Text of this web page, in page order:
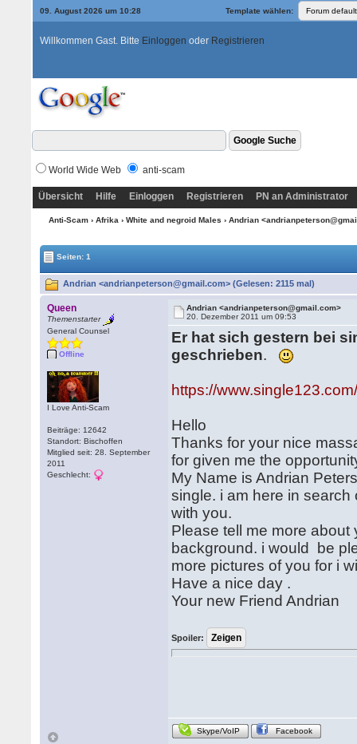
09. August 2026 um 10:28 Template wählen:
Willkommen Gast. Bitte Einloggen oder Registrieren
World Wide Web anti-scam
Übersicht Hilfe Einloggen Registrieren PN an Administrator
Anti-Scam› Afrika › White and negroid Males › Andrian
Seiten: 1
Andrian <andrianpeterson@gmail.com> (Gelesen: 2115 mal)
Queen
Themenstarter
General Counsel
Offline
I Love Anti-Scam
Beiträge: 12642
Standort: Bischoffen
Mitglied seit: 28. September
2011
Geschlecht:
Andrian <andrianpeterson@gmail.com>
20. Dezember 2011 um 09:53
Er hat sich gestern bei
geschrieben.
https://
Hello
Thanks for your nice
for given me the
My Name is Andrian
single. i am here in
with you.
Please tell me more
background. i would be
more pictures of you for i
Have a nice day .
Your new Friend Andrian
Spoiler:
Skype/VoIP Facebook